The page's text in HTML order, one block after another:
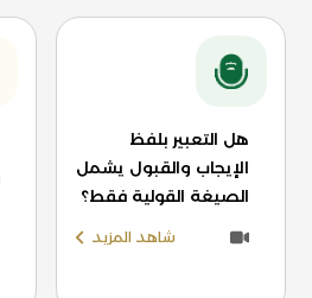
هل التعبير بلفظ
الإيجاب والقبول يشمل
الصيغة القولية فقط؟
شاهد المزيد